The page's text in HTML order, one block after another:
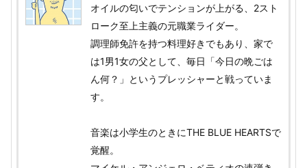
オイルの匂いでテンションが上がる、2スト
ローク至上主義の元職業ライダー。
調理師免許を持つ料理好きでもあり、家で
は1男1女の父として、毎日「今日の晩ごは
ん何？」というプレッシャーと戦っていま
す。
音楽は小学生のときにTHE BLUE HEARTSで
覚醒。